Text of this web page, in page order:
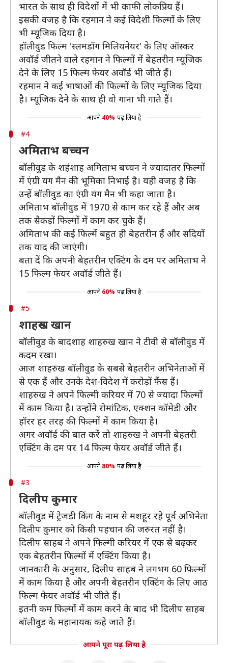
भारत के साथ ही विदेशों में भी काफी लोकप्रिय हैं।
इसकी वजह है कि रहमान ने कई विदेशी फिल्मों के लिए
भी म्यूजिक दिया है।
हॉलीवुड फिल्म 'स्लमडॉग मिलियनेयर' के लिए ऑस्कर
अवॉर्ड जीतने वाले रहमान ने फिल्मों में बेहतरीन म्यूजिक
देने के लिए 15 फिल्म फेयर अवॉर्ड भी जीते हैं।
रहमान ने कई भाषाओं की फिल्मों के लिए म्यूजिक दिया
है। म्यूजिक देने के साथ ही वो गाना भी गाते हैं।
आपने 40% पढ़ लिया है
#4
अमिताभ बच्चन
बॉलीवुड के शहंशाह अमिताभ बच्चन ने ज्यादातर फिल्मों
में एंग्री यंग मैन की भूमिका निभाई है। यही वजह है कि
उन्हें बॉलीवुड का एंग्री यंग मैन भी कहा जाता है।
अमिताभ बॉलीवुड में 1970 से काम कर रहे हैं और अब
तक सैकड़ों फिल्मों में काम कर चुके हैं।
अमिताभ की कई फिल्में बहुत ही बेहतरीन हैं और सदियों
तक याद की जाएंगी।
बता दें कि अपनी बेहतरीन एक्टिंग के दम पर अमिताभ ने
15 फिल्म फेयर अवॉर्ड जीते हैं।
आपने 60% पढ़ लिया है
#5
शाहरुख खान
बॉलीवुड के बादशाह शाहरुख खान ने टीवी से बॉलीवुड में
कदम रखा।
आज शाहरुख बॉलीवुड के सबसे बेहतरीन अभिनेताओं में
से एक हैं और उनके देश-विदेश में करोड़ों फैंस हैं।
शाहरुख ने अपने फिल्मी करियर में 70 से ज्यादा फिल्मों
में काम किया है। उन्होंने रोमांटिक, एक्शन कॉमेडी और
हॉरर हर तरह की फिल्मों में काम किया है।
अगर अवॉर्ड की बात करें तो शाहरुख ने अपनी बेहतरी
एक्टिंग के दम पर 14 फिल्म फेयर अवॉर्ड जीते हैं।
आपने 80% पढ़ लिया है
#3
दिलीप कुमार
बॉलीवुड में ट्रेजडी किंग के नाम से मशहूर रहे पूर्व अभिनेता
दिलीप कुमार को किसी पहचान की जरुरत नहीं है।
दिलीप साहब ने अपने फिल्मी करियर में एक से बढ़कर
एक बेहतरीन फिल्मों में एक्टिंग किया है।
जानकारी के अनुसार, दिलीप साहब ने लगभग 60 फिल्मों
में काम किया है और अपनी बेहतरीन एक्टिंग के लिए आठ
फिल्म फेयर अवॉर्ड भी जीते हैं।
इतनी कम फिल्मों में काम करने के बाद भी दिलीप साहब
बॉलीवुड के महानायक कहे जाते हैं।
आपने पूरा पढ़ लिया है